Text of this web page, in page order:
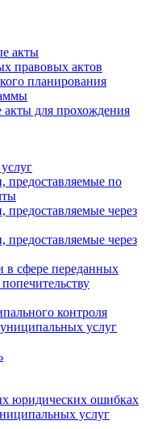
акты
правовых актов
планирования
для прохождения
по
через
через
в сфере переданных
контроля
услуг
юридических ошибках
услуг